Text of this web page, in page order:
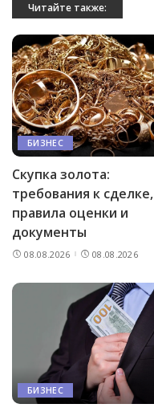
Читайте также:
БИЗНЕС
Скупка золота:
требования к сделке,
правила оценки и
документы
08.08.2026 08.08.2026
БИЗНЕС